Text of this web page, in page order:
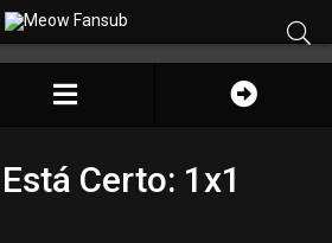
Certo: 1x1